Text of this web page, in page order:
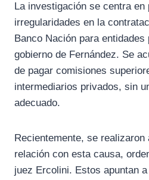
La investigación se centra en
irregularidades en la
Banco Nación para entidades
gobierno de Fernández. Se
de pagar comisiones
intermediarios privados, sin
adecuado.
Recientemente, se realizaron
relación con esta causa,
juez Ercolini. Estos apuntan